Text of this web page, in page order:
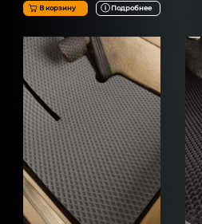
В корзину Подробнее